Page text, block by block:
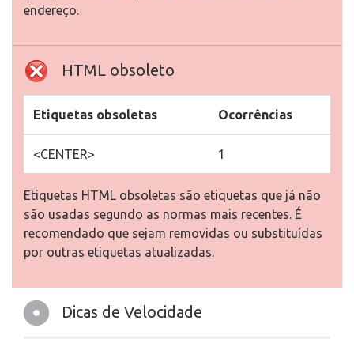
endereço.
HTML obsoleto
Etiquetas obsoletas Ocorrências
<CENTER> 1
Etiquetas HTML obsoletas são etiquetas que já não
são usadas segundo as normas mais recentes. É
recomendado que sejam removidas ou substituídas
por outras etiquetas atualizadas.
Dicas de Velocidade